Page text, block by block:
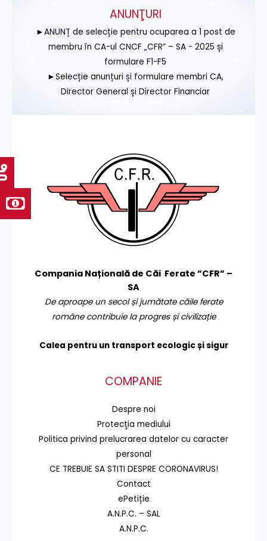
ANUNŢURI
►ANUNȚ de selecție pentru ocuparea a 1 post de
membru în CA-ul CNCF „CFR” – SA - 2025 și
formulare F1-F5
►Selecție anunțuri și formulare membri CA,
Director General și Director Financiar
Compania Națională de Căi Ferate ”CFR” –
SA
De aproape un secol și jumătate căile ferate
române contribuie la progres și civilizație
Calea pentru un transport ecologic și sigur
COMPANIE
Despre noi
Protecţia mediului
Politica privind prelucrarea datelor cu caracter
personal
CE TREBUIE SA STITI DESPRE CORONAVIRUS!
Contact
ePetiție
A.N.P.C. – SAL
A.N.P.C.